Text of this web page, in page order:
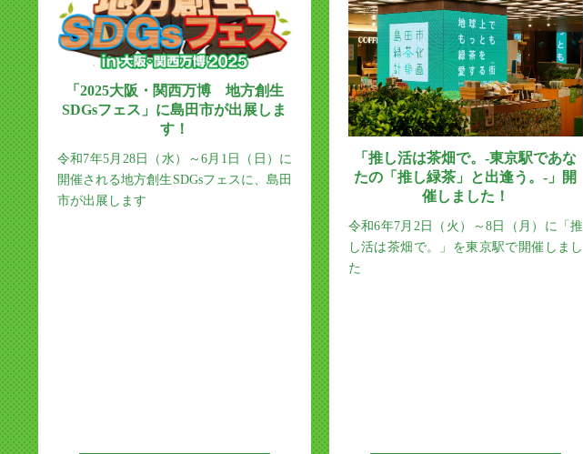
「2025大阪・関西万博 地方創生
SDGsフェス」に島田市が出展しま
す！
令和7年5月28日（水）～6月1日（日）に
開催される地方創生SDGsフェスに、島田
市が出展します
「推し活は茶畑で。-東京駅であな
たの「推し緑茶」と出逢う。-」開
催しました！
令和6年7月2日（火）～8日（月）に「推
し活は茶畑で。」を東京駅で開催しまし
た